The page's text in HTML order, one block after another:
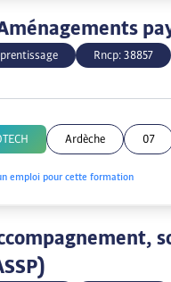
Rncp: 38857
Ardèche 07
emploi pour cette formation